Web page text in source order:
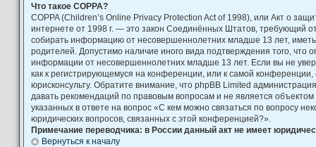
Что такое COPPA?
COPPA (Children’s Online Privacy Protection Act of 1998), или Акт о
интернете от 1998 г. — это закон Соединённых Штатов, требующий
собирать информацию от несовершеннолетних младше 13 лет, иметь
родителей. Допустимо наличие иного вида подтверждения того, что
информации от несовершеннолетних младше 13 лет. Если вы не
как к регистрирующемуся на конференции, или к самой
юрисконсульту. Обратите внимание, что phpBB Limited
давать рекомендаций по правовым вопросам и не является
указанных в ответе на вопрос «С кем можно связаться по вопросу
юридических вопросов, связанных с этой конференцией?».
Примечание переводчика: в России данный акт не имеет
Вернуться к началу